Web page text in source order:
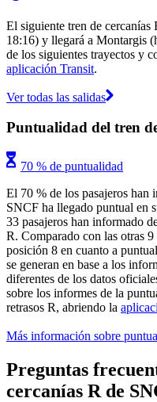
El siguiente tren de cercanías
18:16) y llegará a Montargis
de los siguientes trayectos y
aplicación Transit.
Ver todas las salidas
Puntualidad del tren
70 % de puntualidad
El 70 % de los pasajeros han
SNCF ha llegado puntual en
33 pasajeros han informado
R. Comparado con las otras
posición 8 en cuanto a
se generan en base a los
diferentes de los datos
sobre los informes de la
retrasos R, abriendo la
Más información sobre
Preguntas
cercanías R de